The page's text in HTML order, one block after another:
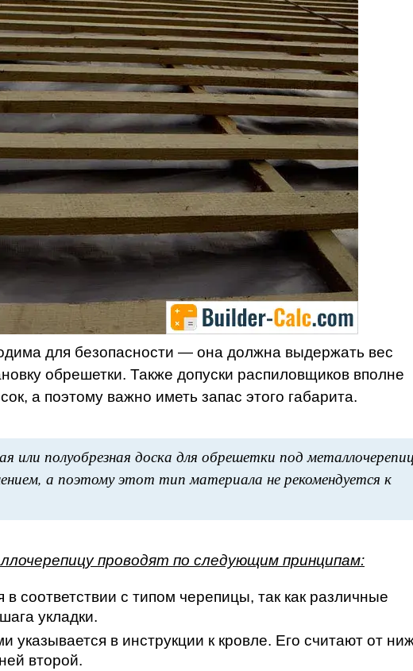
для безопасности — она должна выдержать вес
обрешетки. Также допуски распиловщиков вполне
а поэтому важно иметь запас этого габарита.
или полуобрезная доска для обрешетки под
а поэтому этот тип материала не рекомендуется к
проводят по следующим принципам:
соответствии с типом черепицы, так как различные
укладки.
указывается в инструкции к кровле. Его считают от
второй.